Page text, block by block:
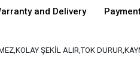
and Delivery
ŞEKİL ALIR,TOK